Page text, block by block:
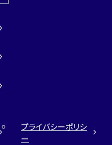
プライバシーポリシ
ー